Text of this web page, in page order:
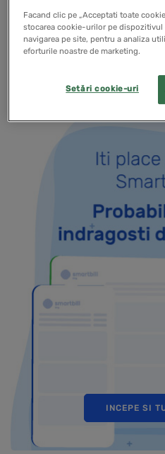
declansator experienta
INCEPE SI
Facand clic pe „Acceptati toate
stocarea cookie-urilor pe
navigarea pe site, pentru a analiza
eforturile noastre de marketing.
Setări cookie-uri